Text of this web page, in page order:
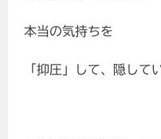
本当の気持ちを
「抑圧」して、隠して